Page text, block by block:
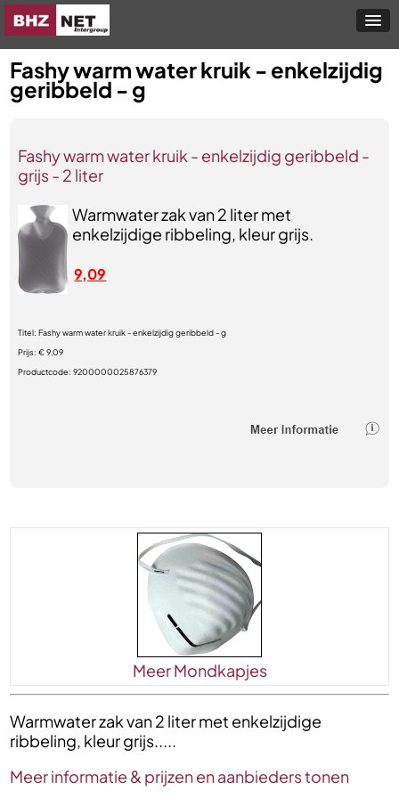
Fashy warm water kruik - enkelzijdig
geribbeld - g
Fashy warm water kruik - enkelzijdig geribbeld -
grijs - 2 liter
Warmwater zak van 2 liter met
enkelzijdige ribbeling, kleur grijs.
9,09
Titel:Fashy warm water kruik - enkelzijdig geribbeld - g
Prijs:€ 9,09
Productcode:9200000025876379
Meer Mondkapjes
Warmwater zak van 2 liter met enkelzijdige
ribbeling, kleur grijs.....
Meer informatie & prijzen en aanbieders tonen